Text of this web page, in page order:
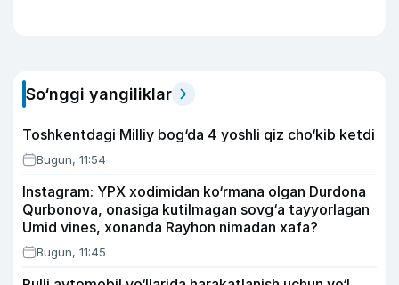
So‘nggi yangiliklar
Toshkentdagi Milliy bog‘da 4 yoshli qiz cho‘kib ketdi
Bugun, 11:54
Instagram: YPX xodimidan ko‘rmana olgan Durdona
Qurbonova, onasiga kutilmagan sovg‘a tayyorlagan
Umid vines, xonanda Rayhon nimadan xafa?
Bugun, 11:45